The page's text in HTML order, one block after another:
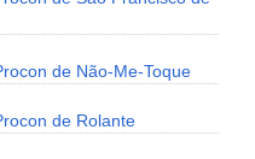
de Não-Me-Toque
de Rolante